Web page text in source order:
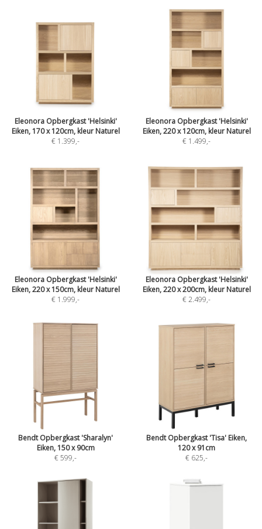
Eleonora Opbergkast 'Helsinki'
Eiken, 170 x 120cm, kleur Naturel
€ 1.399,-
Eleonora Opbergkast 'Helsinki'
Eiken, 220 x 120cm, kleur Naturel
€ 1.499,-
Eleonora Opbergkast 'Helsinki'
Eiken, 220 x 150cm, kleur Naturel
€ 1.999,-
Eleonora Opbergkast 'Helsinki'
Eiken, 220 x 200cm, kleur Naturel
€ 2.499,-
Bendt Opbergkast 'Sharalyn'
Eiken, 150 x 90cm
€ 599,-
Bendt Opbergkast 'Tisa' Eiken,
120 x 91cm
€ 625,-